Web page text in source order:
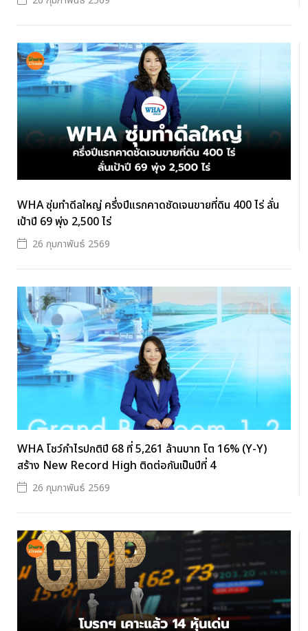
WHA ซุ่มทำดีลใหญ่ ครึ่งปีแรกคาดชัดเจนขายที่ดิน 400 ไร่ ลั่น
เป้าปี 69 พุ่ง 2,500 ไร่
26 กุมภาพันธ์ 2569
WHA โชว์กำไรปกติปี 68 ที่ 5,261 ล้านบาท โต 16% (Y-Y)
สร้าง New Record High ติดต่อกันเป็นปีที่ 4
26 กุมภาพันธ์ 2569